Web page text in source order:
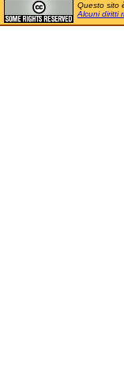
Questo sito
Alcuni diritti